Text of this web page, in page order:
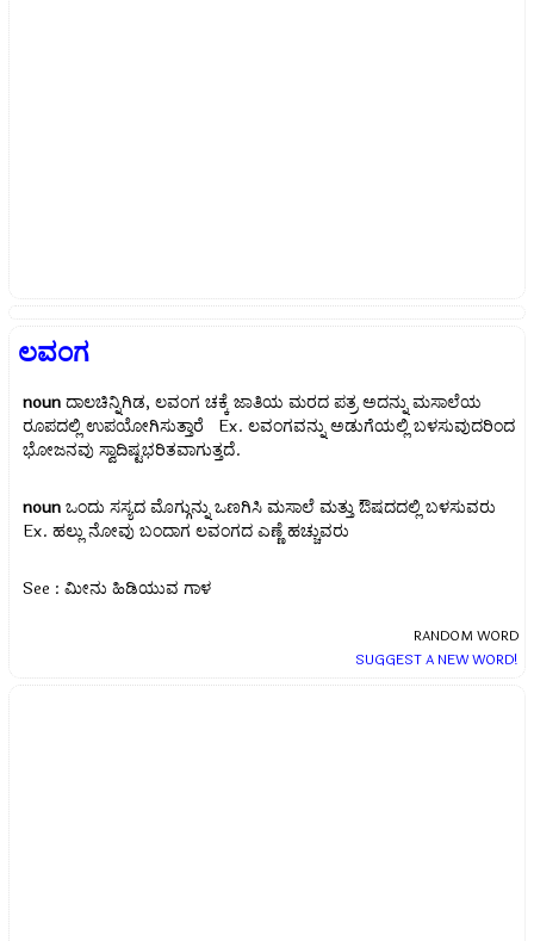
ಲವಂಗ
noun ದಾಲಚಿನ್ನಿಗಿಡ, ಲವಂಗ ಚಕ್ಕೆ ಜಾತಿಯ ಮರದ ಪತ್ರ ಅದನ್ನು ಮಸಾಲೆಯ
ರೂಪದಲ್ಲಿ ಉಪಯೋಗಿಸುತ್ತಾರೆ Ex.ಲವಂಗವನ್ನು ಅಡುಗೆಯಲ್ಲಿ ಬಳಸುವುದರಿಂದ
ಭೋಜನವು ಸ್ವಾದಿಷ್ಟಭರಿತವಾಗುತ್ತದೆ.
noun ಒಂದು ಸಸ್ಯದ ಮೊಗ್ಗುನ್ನು ಒಣಗಿಸಿ ಮಸಾಲೆ ಮತ್ತು ಔಷದದಲ್ಲಿ ಬಳಸುವರು
Ex.ಹಲ್ಲು ನೋವು ಬಂದಾಗ ಲವಂಗದ ಎಣ್ಣೆ ಹಚ್ಚುವರು
See : ಮೀನು ಹಿಡಿಯುವ ಗಾಳ
RANDOM WORD
SUGGEST A NEW WORD!